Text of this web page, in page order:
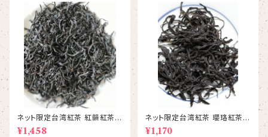
ネット限定台湾紅茶 紅韻紅茶
台茶21号
¥1,458
ネット限定台湾紅茶 瓔珞紅茶(
ようらく)台茶8号
¥1,170